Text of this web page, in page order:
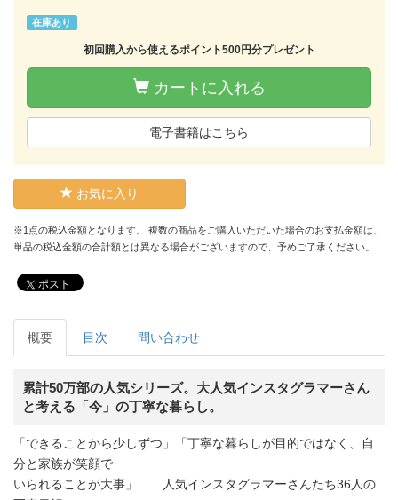
在庫あり
初回購入から使えるポイント500円分プレゼント
カートに入れる
電子書籍はこちら
お気に入り
※1点の税込金額となります。 複数の商品をご購入いただいた場合のお支払金額は、
単品の税込金額の合計額とは異なる場合がございますので、予めご了承ください。
ポスト
概要 目次 問い合わせ
累計50万部の人気シリーズ。大人気インスタグラマーさん
と考える「今」の丁寧な暮らし。
「できることから少しずつ」「丁寧な暮らしが目的ではなく、自
分と家族が笑顔で
いられることが大事」……人気インスタグラマーさんたち36人の